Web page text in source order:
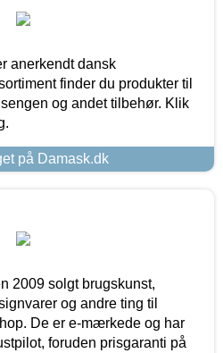
anerkendt dansk
finder du produkter til
og andet tilbehør. Klik
på Damask.dk
2009 solgt brugskunst,
og andre ting til
De er e-mærkede og har
foruden prisgaranti på